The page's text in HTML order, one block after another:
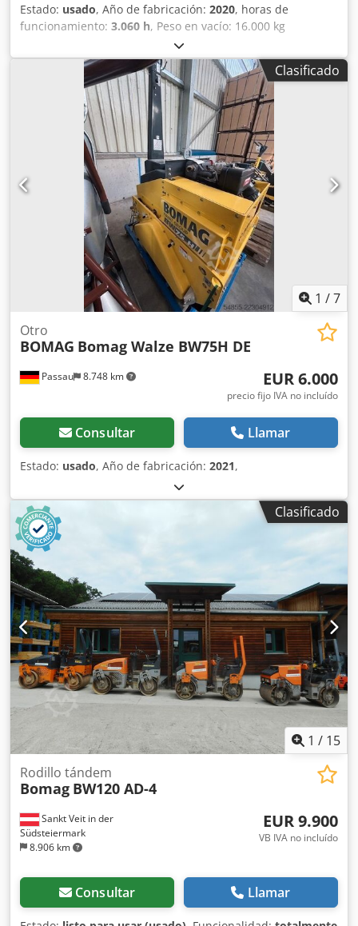
Estado: usado, Año de fabricación: 2020, horas de
funcionamiento: 3.060 h, Peso en vacío: 16.000 kg
Dimensiones (lxanxal): 622 x 230 x 299 cm Tipo de motor:
Deutz DEUTZ TCD4.1 L-4 = Más opciones y accesorios = -
Calefacción del asiento = Comentarios = Ubicación:
Cabanillas del campo (Guadalajara) Rodillo de
compactación usado, de hombre sentado marca Bomag
Dcedpfx Asygu Rvjp Hok , modelo BW216 D5 . Se trata de
una apisonadora de ruedas y un solo tambor de 16
toneladas. Este versátil compactador se adapta sin
problema a cualquier lugar del trabajo, proporcionando
resultados de compactación y apisonamiento líderes del
sector en obras pequeñas o medianas, en trabajos de
construcción de infraestructura de transporte como
carreteras o construcción de edificios. El rodillo
compactador de ocasión BW216 D5 tiene un peso de
15.990 kg. y una anchura de tambor de 2,13 m. Ancho de
tambor: 2.130 mm Diámetro de tambor: 1.500 mm
Capacidad de depósito: 250 l Amplitud: 2,10/1,10 mm CE
Clasificado
1 /7
Passau 8.748 km
Otro
BOMAG Bomag Walze BW75H DE
EUR 6.000
precio fijo IVA no incluído
Consultar Llamar
Estado: usado, Año de fabricación: 2021,
Clasificado
1 / 15
Sankt Veit in der
Südsteiermark
8.906 km
Rodillo tándem
Bomag BW120 AD-4
EUR 9.900
VB IVA no incluído
Consultar Llamar